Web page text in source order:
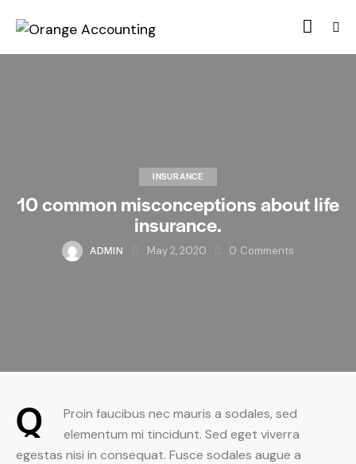
INSURANCE
10 common misconceptions about life
insurance.
ADMIN May 2, 2020 0 Comments
Q
Proin faucibus nec mauris a sodales, sed
elementum mi tincidunt. Sed eget viverra
egestas nisi in consequat. Fusce sodales augue a